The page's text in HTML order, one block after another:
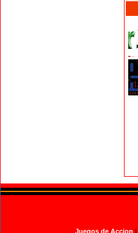
Juegos de Accion |